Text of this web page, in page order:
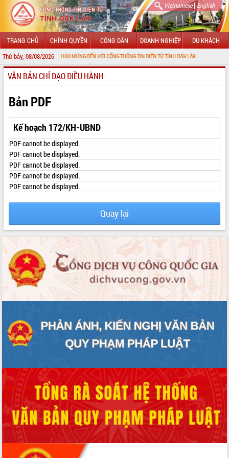
Vietnamese| English
TRANG CHỦ CHÍNH QUYỀN CÔNG DÂN DOANH NGHIỆP DU KHÁCH
Thứ bảy, 08/08/2026CHÀO MỪNG ĐẾN VỚI CỔNG THÔNG TIN ĐIỆN TỬ TỈNH ĐẮK LẮK
GIỚI THIỆU
LÃNH ĐẠO UBND TỈNH
TIN TỨC SỰ KIỆN
SỞ, BAN, NGÀNH
UBND CÁC XÃ, PHƯỜNG
THÔNG TIN CHỈ ĐẠO ĐIỀU HÀNH
HỆ THỐNG VĂN BẢN
QUY HOẠCH - KẾ HOẠCH
VĂN BẢN CHỈ ĐẠO ĐIỀU HÀNH
Bản PDF
Kế hoạch 172/KH-UBND
PDF cannot be displayed.
PDF cannot be displayed.
PDF cannot be displayed.
PDF cannot be displayed.
PDF cannot be displayed.
Quay lại